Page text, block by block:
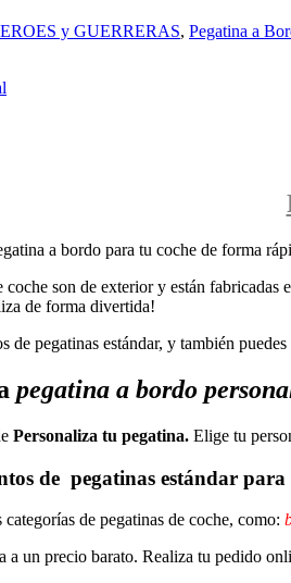
y GUERRERAS, Pegatina a
a bordo para tu coche de forma
coche son de exterior y están
de forma divertida!
de pegatinas estándar, y también
pegatina a bordo
Personaliza tu pegatina. Elige tu
de pegatinas estándar para
de pegatinas de coche, como:
a un precio barato. Realiza tu pedido